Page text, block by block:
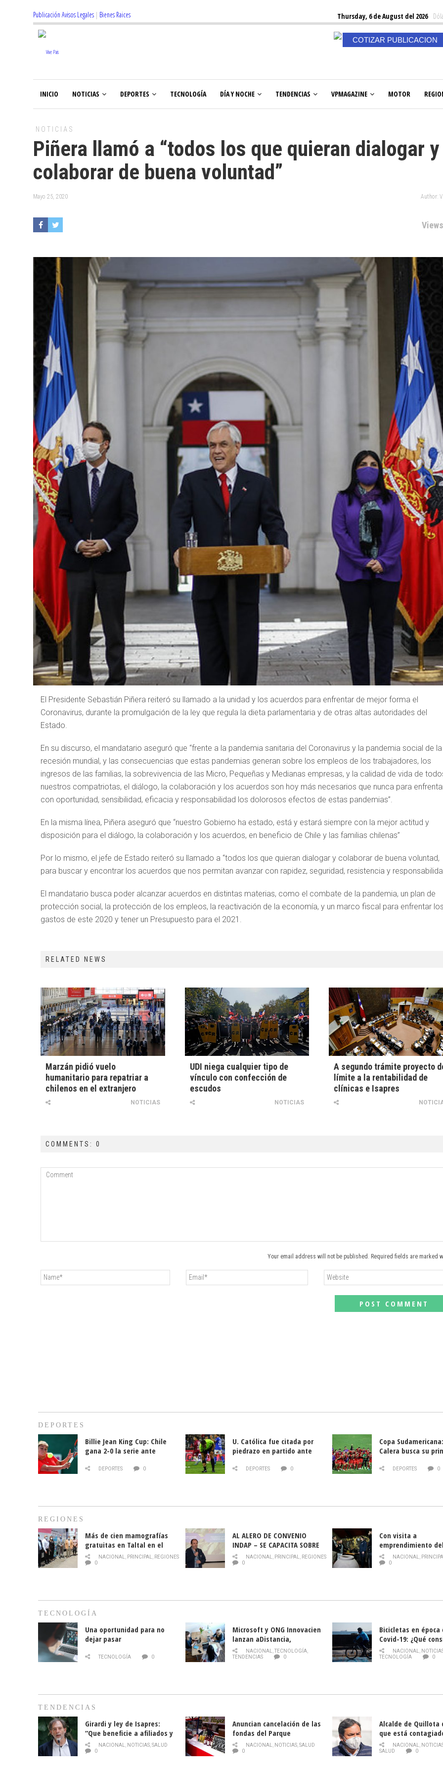
Publicación Avisos Legales | Bienes Raices Thursday, 6 de August del 2026
COTIZAR PUBLICACION
INICIO NOTICIAS DEPORTES TECNOLOGÍA DÍA Y NOCHE TENDENCIAS VPMAGAZINE MOTOR
NOTICIAS
Piñera llamó a “todos los que quieran dialogar y
colaborar de buena voluntad”
Mayo 25, 2020 Author:
El Presidente Sebastián Piñera reiteró su llamado a la unidad y los acuerdos para enfrentar de mejor forma el
Coronavirus, durante la promulgación de la ley que regula la dieta parlamentaria y de otras altas autoridades del
Estado.
En su discurso, el mandatario aseguró que “frente a la pandemia sanitaria del Coronavirus y la pandemia social de la
recesión mundial, y las consecuencias que estas pandemias generan sobre los empleos de los trabajadores, los
ingresos de las familias, la sobrevivencia de las Micro, Pequeñas y Medianas empresas, y la calidad de vida de
nuestros compatriotas, el diálogo, la colaboración y los acuerdos son hoy más necesarios que nunca para
con oportunidad, sensibilidad, eficacia y responsabilidad los dolorosos efectos de estas pandemias”.
En la misma línea, Piñera aseguró que “nuestro Gobierno ha estado, está y estará siempre con la mejor actitud y
disposición para el diálogo, la colaboración y los acuerdos, en beneficio de Chile y las familias chilenas”
Por lo mismo, el jefe de Estado reiteró su llamado a “todos los que quieran dialogar y colaborar de buena voluntad,
para buscar y encontrar los acuerdos que nos permitan avanzar con rapidez, seguridad, resistencia y
El mandatario busca poder alcanzar acuerdos en distintas materias, como el combate de la pandemia, un plan de
protección social, la protección de los empleos, la reactivación de la economía, y un marco fiscal para enfrentar los
gastos de este 2020 y tener un Presupuesto para el 2021.
RELATED NEWS
Marzán pidió vuelo
humanitario para repatriar a
chilenos en el extranjero
NOTICIAS
UDI niega cualquier tipo de
vínculo con confección de
escudos
NOTICIAS
A segundo trámite proyecto
límite a la rentabilidad de
clínicas e Isapres
COMMENTS: 0
Your email address will not be published. Required fields are marked
DEPORTES
Billie Jean King Cup: Chile
gana 2-0 la serie ante
DEPORTES 0
U. Católica fue citada por
piedrazo en partido ante
DEPORTES 0
Copa
Calera busca su
DEPORTES 0
REGIONES
Más de cien mamografías
gratuitas en Taltal en el
mes de la prevención del
cáncer de mama
NACIONAL, PRINCIPAL, REGIONES
0
AL ALERO DE CONVENIO
INDAP – SE CAPACITA SOBRE
PLAGA DROSOPHILA SUZUKII
NACIONAL, PRINCIPAL, REGIONES
0
Con visita a
emprendimiento
y llamado al
historia campesina
NACIONAL,
0
TECNOLOGÍA
Una oportunidad para no
dejar pasar
TECNOLOGÍA 0
Microsoft y ONG Innovacien
lanzan aDistancia,
plataforma con cursos
gratuitos online sobre
NACIONAL,TECNOLOGÍA,
TENDENCIAS
0
Bicicletas en época
Covid-19: ¿Qué
momento de
NACIONAL,
TECNOLOGÍA
0
TENDENCIAS
Girardi y ley de Isapres:
“Que beneficie a afiliados y
no legalice el abuso”
NACIONAL, NOTICIAS,SALUD
0
Anuncian cancelación de las
fondas del Parque
O’Higgins debido al
coronavirus
NACIONAL, NOTICIAS,SALUD
0
Alcalde de Quillota
que está
COVID-19
NACIONAL,
SALUD
0